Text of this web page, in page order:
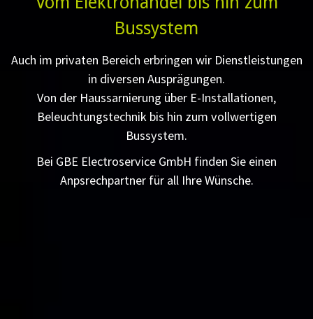
Bussystem
Auch im privaten Bereich erbringen wir Dienstleistungen
in diversen Ausprägungen.
Von der Haussarnierung über E-Installationen,
Beleuchtungstechnik bis hin zum vollwertigen
Bussystem.
Bei GBE Electroservice GmbH finden Sie einen
Anpsrechpartner für all Ihre Wünsche.